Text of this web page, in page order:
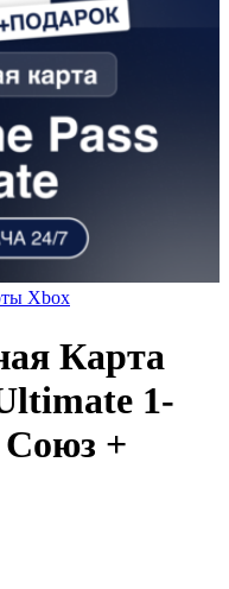
Xbox
Карта
1-
+